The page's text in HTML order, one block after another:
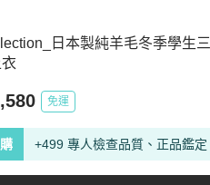
日本製純羊毛冬季學生
免運
+499 專人檢查品質、正品鑑定